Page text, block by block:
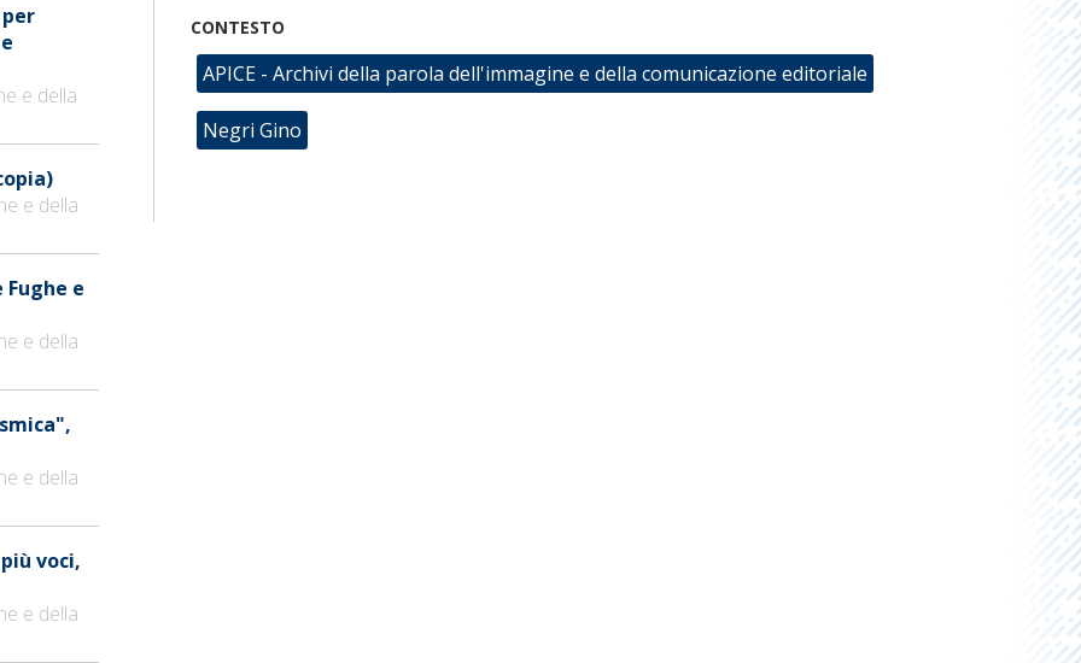
CONTESTO
APICE - Archivi della parola dell'immagine e della comunicazione editoriale
Negri Gino
e della
e della
e
e della
e della
voci,
e della